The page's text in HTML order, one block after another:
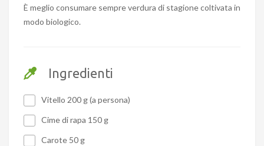
È meglio consumare sempre verdura di stagione coltivata in
modo biologico.
Ingredienti
Vitello 200 g (a persona)
Cime di rapa 150 g
Carote 50 g